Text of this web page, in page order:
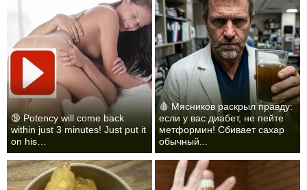
🔞 Potency will come back
within just 3 minutes! Just put it
on his…
🩸 Мясников раскрыл правду:
если у вас диабет, не пейте
метформин! Сбивает сахар
обычный...